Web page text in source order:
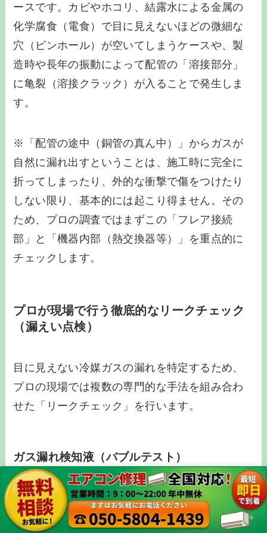
ースです。カビやホコリ、結露水による金属の
化学腐食（電食）で目に見えないほどの微細な
穴（ピンホール）が空いてしまうケースや、製
造時や長年の振動によって配管の「溶接部分」
に亀裂（溶接クラック）が入ることで発生しま
す。
※「配管の途中（銅管の真ん中）」からガスが
自然に漏れ出すということは、施工時に完全に
折ってしまったり、外的な衝撃で傷をつけたり
しない限り、基本的には起こり得ません。その
ため、プロの調査ではまずこの「フレア接続
部」と「機器内部（熱交換器等）」を重点的に
チェックします。
プロが現場で行う徹底的なリークチェック
（漏えい点検）
目に見えない冷媒ガスの漏れを特定するため、
プロの現場では複数の専門的な手法を組み合わ
せた「リークチェック」を行います。
ガス漏れ検知液（バブルテスト）